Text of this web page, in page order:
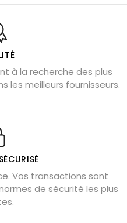
des anges
moi ?
chauffée
à la recherche des plus
les meilleurs fournisseurs.
Vos transactions sont
de sécurité les plus